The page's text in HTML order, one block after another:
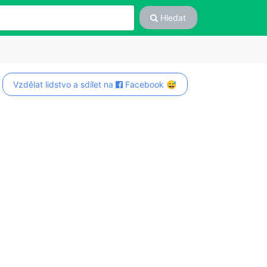
Hledat
Vzdělat lidstvo a sdílet na Facebook 😅